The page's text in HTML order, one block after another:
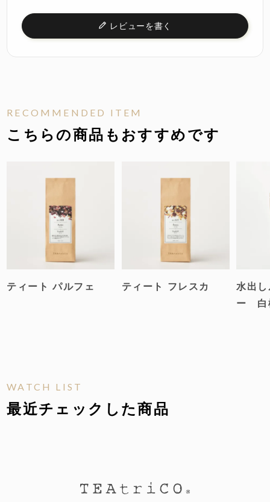
レビューを書く
RECOMMENDED ITEM
こちらの商品もおすすめです
ティート パルフェ ティート フレスカ
水出
ー 白
WATCH LIST
最近チェックした商品